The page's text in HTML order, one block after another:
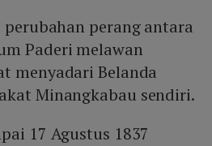
perang antara
Paderi melawan
menyadari Belanda
Minangkabau sendiri.
17 Agustus 1837